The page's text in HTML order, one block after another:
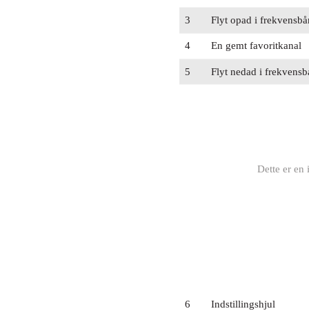
3 Flyt opad i
4 En gemt favoritkanal
5 Flyt nedad i
Dette er
6 Indstillingshjul